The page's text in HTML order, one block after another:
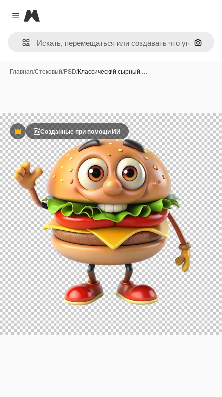
Close menu
Magnific
Поиск
Главная/Стоковый/PSD/Классический сырный …
ПремиумСозданные при помощи ИИ